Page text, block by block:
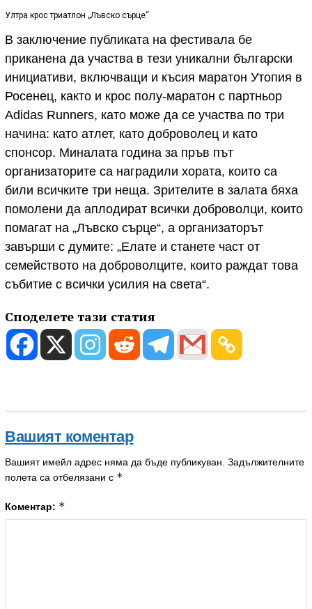
Ултра крос триатлон „Лъвско сърце“
В заключение публиката на фестивала бе
приканена да участва в тези уникални български
инициативи, включващи и късия маратон Утопия в
Росенец, както и крос полу-маратон с партньор
Adidas Runners, като може да се участва по три
начина: като атлет, като доброволец и като
спонсор. Миналата година за пръв път
организаторите са наградили хората, които са
били всичките три неща. Зрителите в залата бяха
помолени да аплодират всички доброволци, които
помагат на „Лъвско сърце“, а организаторът
завърши с думите: „Елате и станете част от
семейството на доброволците, които раждат това
събитие с всички усилия на света“.
Споделете тази статия
Вашият коментар
Вашият имейл адрес няма да бъде публикуван. Задължителните
полета са отбелязани с *
Коментар: *